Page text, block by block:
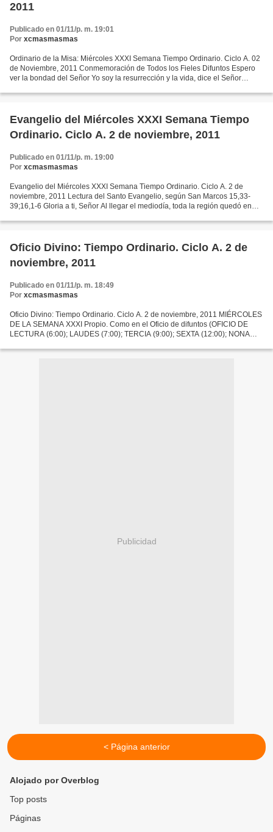
2011
Publicado en 01/11/p. m. 19:01
Por xcmasmasmas
Ordinario de la Misa: Miércoles XXXI Semana Tiempo Ordinario. Ciclo A. 02
de Noviembre, 2011 Conmemoración de Todos los Fieles Difuntos Espero
ver la bondad del Señor Yo soy la resurrección y la vida, dice el Señor
Evangelio del Miércoles XXXI Semana Tiempo
Ordinario. Ciclo A. 2 de noviembre, 2011
Publicado en 01/11/p. m. 19:00
Por xcmasmasmas
Evangelio del Miércoles XXXI Semana Tiempo Ordinario. Ciclo A. 2 de
noviembre, 2011 Lectura del Santo Evangelio, según San Marcos 15,33-
39;16,1-6 Gloria a ti, Señor Al llegar el mediodía, toda la región quedó en
Oficio Divino: Tiempo Ordinario. Ciclo A. 2 de
noviembre, 2011
Publicado en 01/11/p. m. 18:49
Por xcmasmasmas
Oficio Divino: Tiempo Ordinario. Ciclo A. 2 de noviembre, 2011 MIÉRCOLES
DE LA SEMANA XXXI Propio. Como en el Oficio de difuntos (OFICIO DE
LECTURA (6:00); LAUDES (7:00); TERCIA (9:00); SEXTA (12:00); NONA
Publicidad
< Página anterior
Alojado por Overblog
Top posts
Páginas